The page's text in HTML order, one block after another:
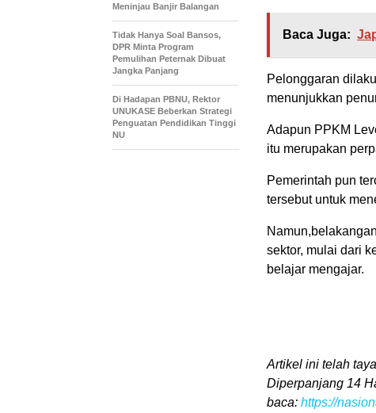
Baca Juga:
Pelonggaran
menunjukkan
Adapun PPKM
itu merupakan
Pemerintah pun
tersebut untuk
sektor, mulai dari
belajar mengajar.
Artikel ini telah
Diperpanjang 14
baca: https://
Meninjau Banjir Balangan
Tidak Hanya Soal Bansos,
DPR Minta Program
Pemulihan Peternak Dibuat
Jangka Panjang
Di Hadapan PBNU, Rektor
UNUKASE Beberkan Strategi
Penguatan Pendidikan Tinggi
NU